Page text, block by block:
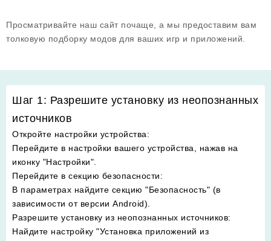
Просматривайте наш сайт почаще, а мы предоставим вам
толковую подборку модов для ваших игр и приложений.
Шаг 1: Разрешите установку из неопознанных
источников
Откройте настройки устройства:
Перейдите в настройки вашего устройства, нажав на
иконку "Настройки".
Перейдите в секцию безопасности:
В параметрах найдите секцию "Безопасность" (в
зависимости от версии Android).
Разрешите установку из неопознанных источников:
Найдите настройку "Установка приложений из